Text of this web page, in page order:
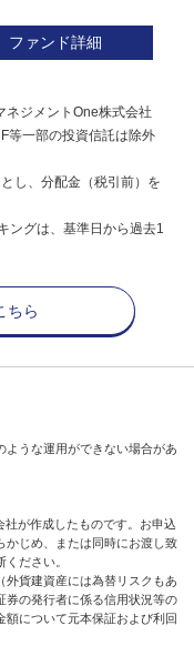
ファンド詳細
ジメントOne株式会社
等一部の投資信託は除外
し、分配金（税引前）を
ングは、基準日から過去1
ちら
ような運用ができない場合があ
が作成したものです。お申込
かじめ、または同時にお渡し致
ださい。
外貨建資産には為替リスクもあ
券の発行者に係る信用状況等の
額について元本保証および利回